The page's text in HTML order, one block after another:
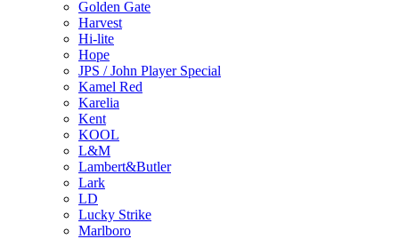
Golden Gate
Harvest
Hi-lite
Hope
JPS / John Player Special
Kamel Red
Karelia
Kent
KOOL
L&M
Lambert&Butler
Lark
LD
Lucky Strike
Marlboro